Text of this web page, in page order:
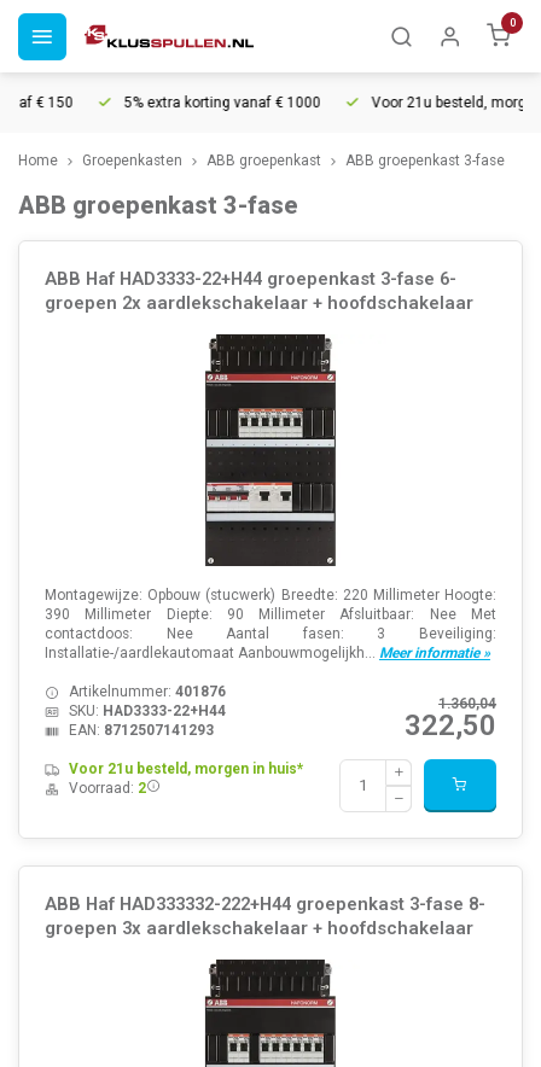
0
€ 150 5% extra korting vanaf € 1000 Voor 21u besteld, morgen in
Home Groepenkasten ABB groepenkast ABB groepenkast 3-fase
ABB groepenkast 3-fase
ABB Haf HAD3333-22+H44 groepenkast 3-fase 6-
groepen 2x aardlekschakelaar + hoofdschakelaar
Montagewijze: Opbouw (stucwerk) Breedte: 220 Millimeter Hoogte:
390 Millimeter Diepte: 90 Millimeter Afsluitbaar: Nee Met
contactdoos: Nee Aantal fasen: 3 Beveiliging:
Installatie-/aardlekautomaat Aanbouwmogelijkh... Meer informatie »
1.360,04
322,50
Artikelnummer: 401876
SKU: HAD3333-22+H44
EAN: 8712507141293
Voor 21u besteld, morgen in huis*
Voorraad: 2
ABB Haf HAD333332-222+H44 groepenkast 3-fase 8-
groepen 3x aardlekschakelaar + hoofdschakelaar